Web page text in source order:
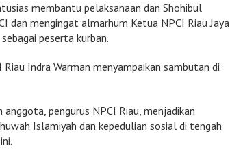
membantu pelaksanaan dan Shohibul
dan mengingat almarhum Ketua NPCI Riau Jaya
peserta kurban.
Indra Warman menyampaikan sambutan di
pengurus NPCI Riau, menjadikan
Islamiyah dan kepedulian sosial di tengah